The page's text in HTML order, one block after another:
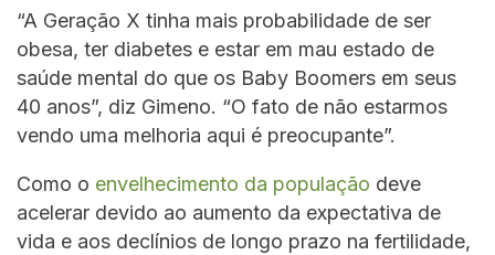
“A Geração X tinha mais probabilidade de ser
obesa, ter diabetes e estar em mau estado de
saúde mental do que os Baby Boomers em seus
40 anos”, diz Gimeno. “O fato de não estarmos
vendo uma melhoria aqui é preocupante”.
Como o envelhecimento da população deve
acelerar devido ao aumento da expectativa de
vida e aos declínios de longo prazo na fertilidade,